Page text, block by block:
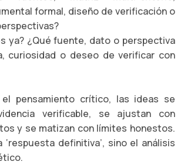
formal, diseño de verificación o
ya? ¿Qué fuente, dato o perspectiva
curiosidad o deseo de verificar con
pensamiento crítico, las ideas se
verificable, se ajustan con
y se matizan con límites honestos.
‘respuesta definitiva’, sino el análisis